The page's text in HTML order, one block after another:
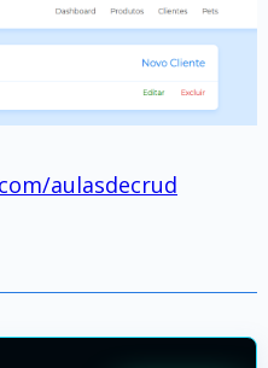
aulasdecrud